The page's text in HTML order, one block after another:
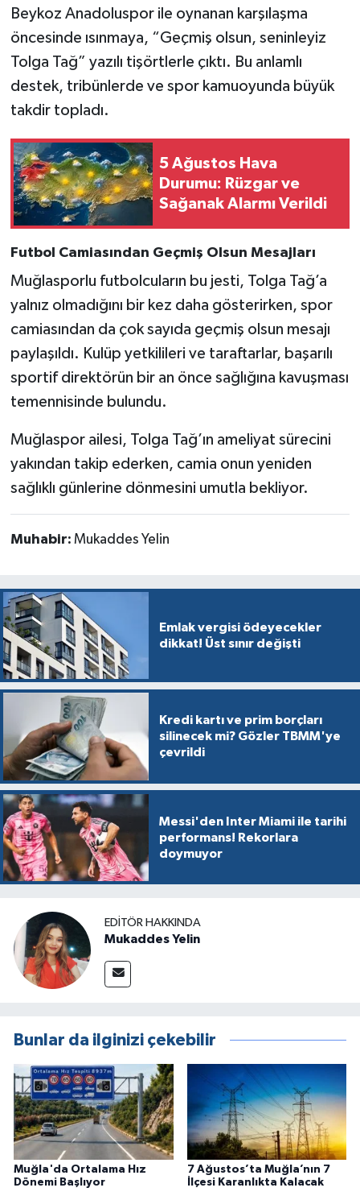
Beykoz Anadoluspor ile oynanan karşılaşma
öncesinde ısınmaya, “Geçmiş olsun, seninleyiz
Tolga Tağ” yazılı tişörtlerle çıktı. Bu anlamlı
destek, tribünlerde ve spor kamuoyunda büyük
takdir topladı.
5 Ağustos Hava
Durumu: Rüzgar ve
Sağanak Alarmı Verildi
Futbol Camiasından Geçmiş Olsun Mesajları
Muğlasporlu futbolcuların bu jesti, Tolga Tağ’a
yalnız olmadığını bir kez daha gösterirken, spor
camiasından da çok sayıda geçmiş olsun mesajı
paylaşıldı. Kulüp yetkilileri ve taraftarlar, başarılı
sportif direktörün bir an önce sağlığına kavuşması
temennisinde bulundu.
Muğlaspor ailesi, Tolga Tağ’ın ameliyat sürecini
yakından takip ederken, camia onun yeniden
sağlıklı günlerine dönmesini umutla bekliyor.
Muhabir: Mukaddes Yelin
Emlak vergisi ödeyecekler
dikkat! Üst sınır değişti
Kredi kartı ve prim borçları
silinecek mi? Gözler TBMM'ye
çevrildi
Messi'den Inter Miami ile tarihi
performans! Rekorlara
doymuyor
EDITÖR HAKKINDA
Mukaddes Yelin
Bunlar da ilginizi çekebilir
Muğla'da Ortalama Hız
Dönemi Başlıyor
7 Ağustos’ta Muğla’nın 7
İlçesi Karanlıkta Kalacak